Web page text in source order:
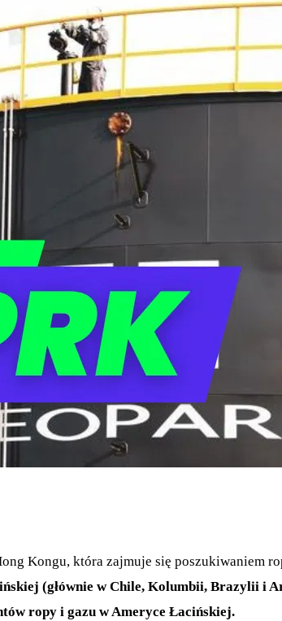
Kongu, która zajmuje się poszukiwaniem
(głównie w Chile, Kolumbii, Brazylii i
ropy i gazu w Ameryce Łacińskiej.